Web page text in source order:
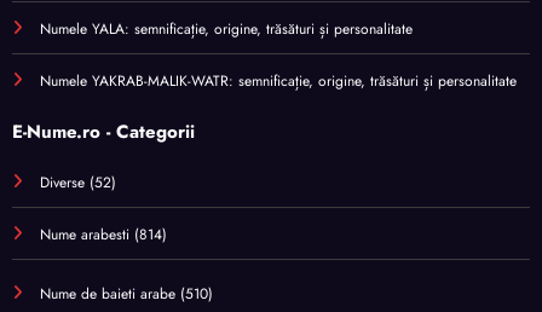
Numele YALA: semnificație, origine, trăsături și personalitate
Numele YAKRAB-MALIK-WATR: semnificație, origine, trăsături și personalitate
E-Nume.ro - Categorii
Diverse (52)
Nume arabesti (814)
Nume de baieti arabe (510)